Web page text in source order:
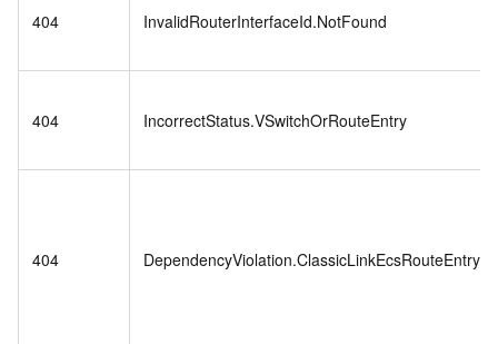
404 InvalidRouterInterfaceId.NotFound
404 IncorrectStatus.VSwitchOrRouteEntry
404 DependencyViolation.ClassicLinkEcsRouteEntry